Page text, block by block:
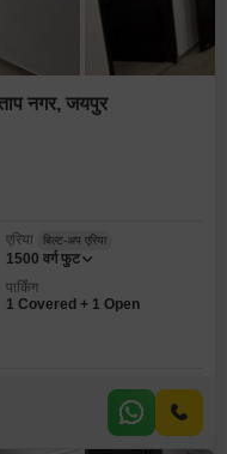
नगर, जयपुर
एरिया बिल्ट-अप एरिया
1500 वर्ग फुट
पार्किंग
1 Covered + 1 Open